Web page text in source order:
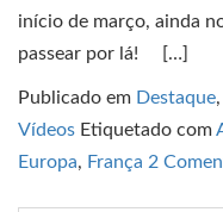
início de março, ainda
passear por lá! […]
Publicado em Destaque,
Vídeos Etiquetado com
Europa, França 2